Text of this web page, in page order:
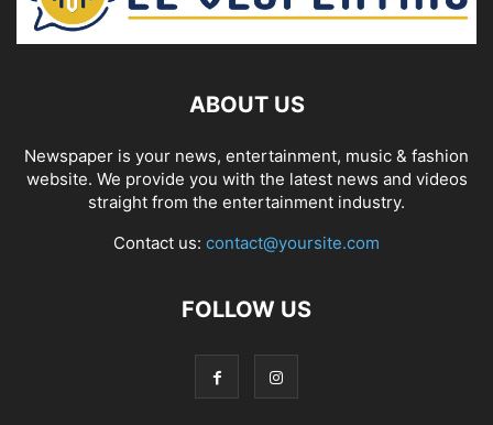
ABOUT US
Newspaper is your news, entertainment, music & fashion
website. We provide you with the latest news and videos
straight from the entertainment industry.
Contact us: contact@yoursite.com
FOLLOW US